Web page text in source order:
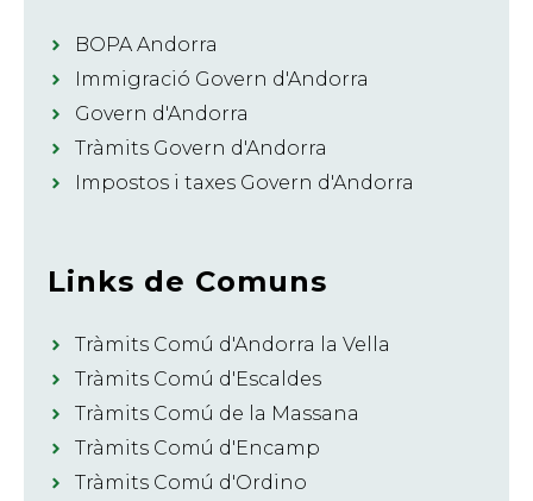
BOPA Andorra
Immigració Govern d'Andorra
Govern d'Andorra
Tràmits Govern d'Andorra
Impostos i taxes Govern d'Andorra
Links de Comuns
Tràmits Comú d'Andorra la Vella
Tràmits Comú d'Escaldes
Tràmits Comú de la Massana
Tràmits Comú d'Encamp
Tràmits Comú d'Ordino